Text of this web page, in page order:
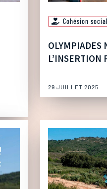
Cohésion
OLYMPIADES
L’INSERTION
29 JUILLET 2025